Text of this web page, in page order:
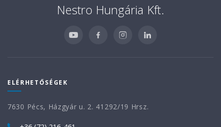
Nestro Hungária Kft.
ELÉRHETŐSÉGEK
7630 Pécs, Házgyár u. 2. 41292/19 Hrsz.